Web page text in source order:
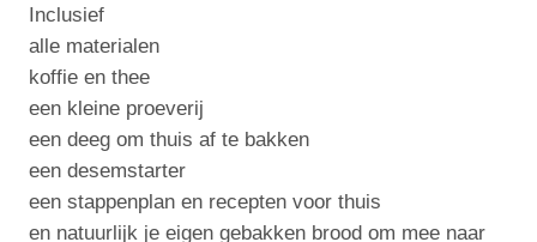
e
r
a
v
o
n
d
Inclusief
alle materialen
koffie en thee
een kleine proeverij
een deeg om thuis af te bakken
een desemstarter
een stappenplan en recepten voor thuis
en natuurlijk je eigen gebakken brood om mee naar